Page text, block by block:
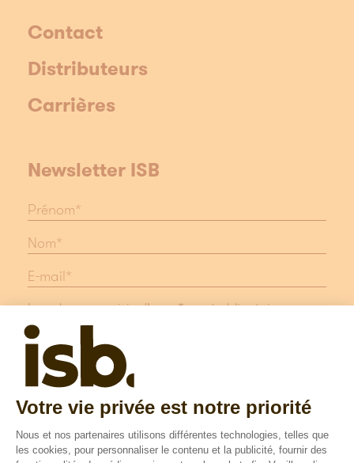
Contact
Distributeurs
Carrières
Newsletter ISB
Les champs suivis d'une * sont obligatoires
Protection des données
Mentions légales